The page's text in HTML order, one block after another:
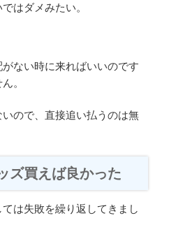
はダメみたい。
ない時に来ればいいのです
。
ので、直接追い払うのは無
ズ買えば良かった
は失敗を繰り返してきまし